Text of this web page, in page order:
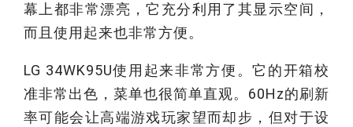
幕上都非常漂亮，它充分利用了其显示空间，
而且使用起来也非常方便。
LG 34WK95U使用起来非常方便。它的开箱校
准非常出色，菜单也很简单直观。60Hz的刷新
率可能会让高端游戏玩家望而却步，但对于设